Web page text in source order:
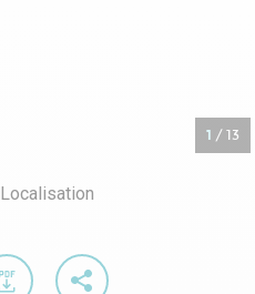
1 / 13
Localisation